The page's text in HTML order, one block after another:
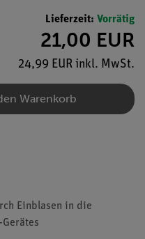
Lieferzeit: Vorrätig
21,00 EUR
24,99 EUR inkl. MwSt.
Warenkorb
Einblasen in die